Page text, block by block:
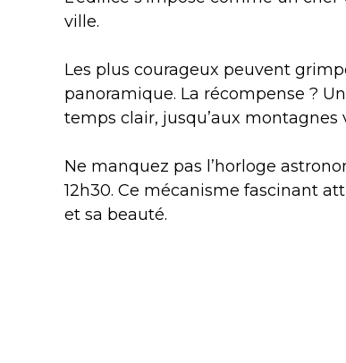
ville.
Les plus courageux peuvent
panoramique. La récompense ?
temps clair, jusqu’aux montagnes
Ne manquez pas l’horloge
12h30. Ce mécanisme fascinant
et sa beauté.